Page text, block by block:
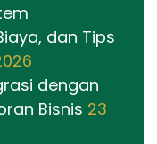
dan Tips
dengan
Bisnis 23